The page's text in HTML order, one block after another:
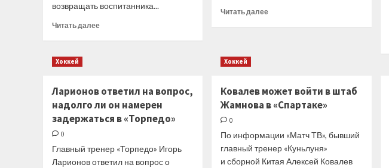
возвращать воспитанника...
Читать далееПрочитать
ли возвращать
Григория
Денисенко
из Северной
Читать далееПрочитать
нападающего
Лихачёва
Хоккей
Ларионов ответил на вопрос,
надолго ли он намерен
задержаться в «Торпедо»
0
Главный тренер «Торпедо» Игорь
Ларионов ответил на вопрос о
Хоккей
Ковалев может войти в штаб
Жамнова в «Спартаке»
0
По информации «Матч ТВ», бывший
главный тренер «Куньлуня»
и сборной Китая Алексей Ковалев